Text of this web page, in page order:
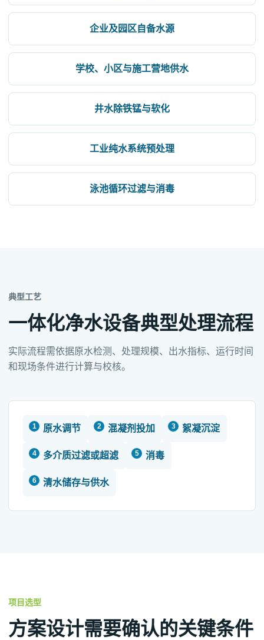
企业及园区自备水源
学校、小区与施工营地供水
井水除铁锰与软化
工业纯水系统预处理
泳池循环过滤与消毒
典型工艺
一体化净水设备典型处理流程
实际流程需依据原水检测、处理规模、出水指标、运行时间
和现场条件进行计算与校核。
原水调节 混凝剂投加 絮凝沉淀
多介质过滤或超滤 消毒
清水储存与供水
项目选型
方案设计需要确认的关键条件